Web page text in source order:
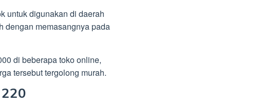
untuk digunakan di daerah
dengan memasangnya pada
di beberapa toko online,
tersebut tergolong murah.